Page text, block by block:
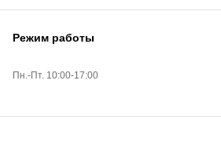
Режим работы
Пн.-Пт. 10:00-17:00